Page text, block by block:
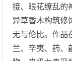
接、眼花缭乱的
异草香木构筑修
无与伦比。作品
兰、辛夷、药、